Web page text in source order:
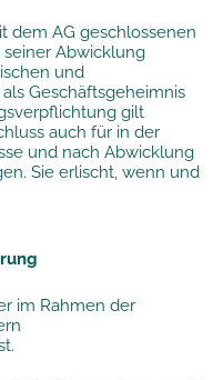
dem AG geschlossenen
Abwicklung
und
Geschäftsgeheimnis
gilt
auch für in der
und nach Abwicklung
Sie erlischt, wenn und
im Rahmen der